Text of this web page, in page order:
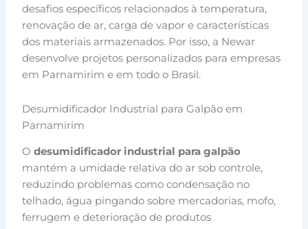
desafios específicos relacionados à temperatura,
renovação de ar, carga de vapor e características
dos materiais armazenados. Por isso, a Newar
desenvolve projetos personalizados para empresas
em Parnamirim e em todo o Brasil.
Desumidificador Industrial para Galpão em
Parnamirim
Odesumidificador industrial para galpão
mantém a umidade relativa do ar sob controle,
reduzindo problemas como condensação no
telhado, água pingando sobre mercadorias, mofo,
ferrugem e deterioração de produtos